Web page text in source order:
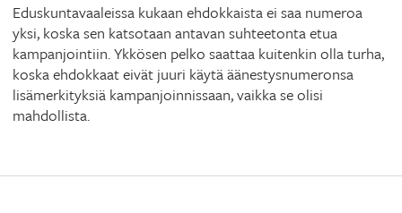
Eduskuntavaaleissa kukaan ehdokkaista ei saa numeroa
yksi, koska sen katsotaan antavan suhteetonta etua
kampanjointiin. Ykkösen pelko saattaa kuitenkin olla turha,
koska ehdokkaat eivät juuri käytä äänestysnumeronsa
lisämerkityksiä kampanjoinnissaan, vaikka se olisi
mahdollista.